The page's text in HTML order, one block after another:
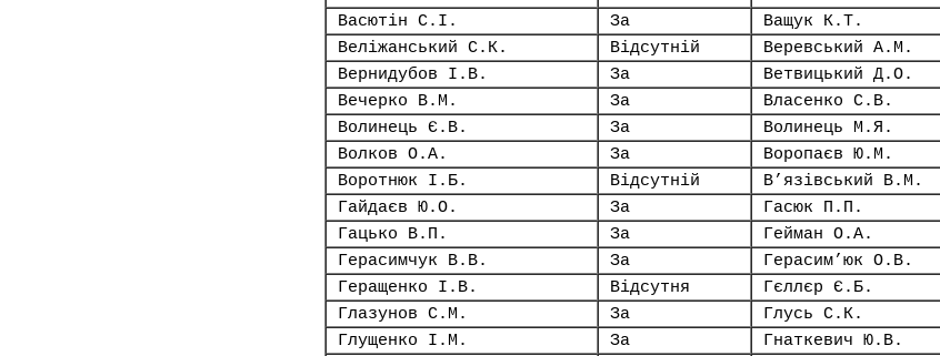
Васютін С.І.
За Ващук К.Т.
Веліжанський С.К.
Відсутній Веревський А.М.
Вернидубов І.В.
За Ветвицький Д.О.
Вечерко В.М.
За Власенко С.В.
Волинець Є.В.
За Волинець М.Я.
Волков О.А.
За Воропаєв Ю.М.
Воротнюк І.Б.
Відсутній В’язівський В.М.
Гайдаєв Ю.О.
За Гасюк П.П.
Гацько В.П.
За Гейман О.А.
Герасимчук В.В.
За Герасим’юк О.В.
Геращенко І.В.
Відсутня Гєллєр Є.Б.
Глазунов С.М.
За Глусь С.К.
Глущенко І.М.
За Гнаткевич Ю.В.